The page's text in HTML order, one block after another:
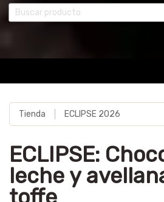
Tienda ECLIPSE 2026
ECLIPSE:
leche y